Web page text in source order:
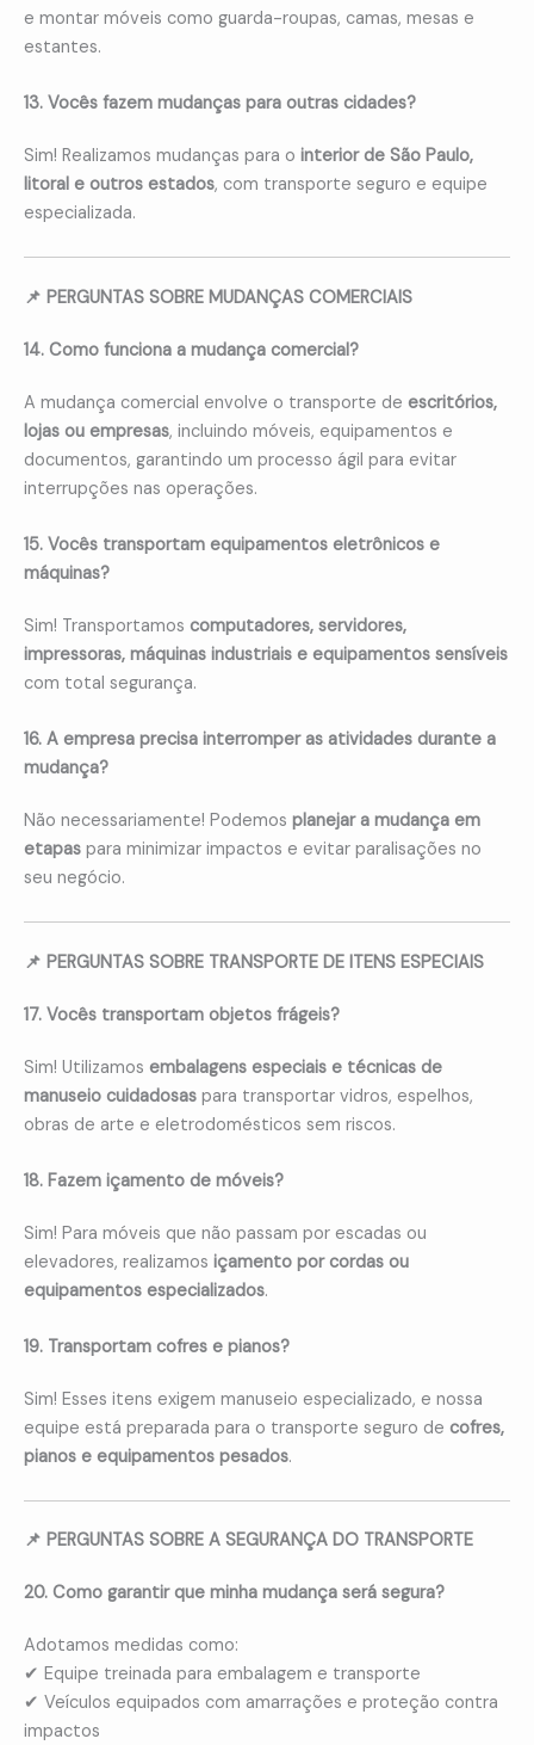
e montar móveis como guarda-roupas, camas, mesas e
estantes.
13. Vocês fazem mudanças para outras cidades?
Sim! Realizamos mudanças para o interior de São Paulo,
litoral e outros estados, com transporte seguro e equipe
especializada.
📌 PERGUNTAS SOBRE MUDANÇAS COMERCIAIS
14. Como funciona a mudança comercial?
A mudança comercial envolve o transporte de escritórios,
lojas ou empresas, incluindo móveis, equipamentos e
documentos, garantindo um processo ágil para evitar
interrupções nas operações.
15. Vocês transportam equipamentos eletrônicos e
máquinas?
Sim! Transportamos computadores, servidores,
impressoras, máquinas industriais e equipamentos sensíveis
com total segurança.
16. A empresa precisa interromper as atividades durante a
mudança?
Não necessariamente! Podemos planejar a mudança em
etapas para minimizar impactos e evitar paralisações no
seu negócio.
📌 PERGUNTAS SOBRE TRANSPORTE DE ITENS ESPECIAIS
17. Vocês transportam objetos frágeis?
Sim! Utilizamos embalagens especiais e técnicas de
manuseio cuidadosas para transportar vidros, espelhos,
obras de arte e eletrodomésticos sem riscos.
18. Fazem içamento de móveis?
Sim! Para móveis que não passam por escadas ou
elevadores, realizamos içamento por cordas ou
equipamentos especializados.
19. Transportam cofres e pianos?
Sim! Esses itens exigem manuseio especializado, e nossa
equipe está preparada para o transporte seguro de cofres,
pianos e equipamentos pesados.
📌 PERGUNTAS SOBRE A SEGURANÇA DO TRANSPORTE
20. Como garantir que minha mudança será segura?
Adotamos medidas como:
✔ Equipe treinada para embalagem e transporte
✔ Veículos equipados com amarrações e proteção contra
impactos